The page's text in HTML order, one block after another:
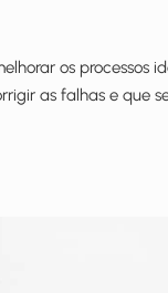
os processos
as falhas e que